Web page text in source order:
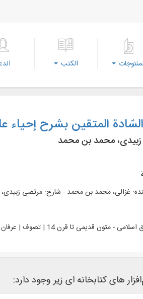
الكتب
المتقین بشرح إحیاء
محمد بن محمد
غزالی، محمد بن محمد - شارح: مرتضی
متون قدیمی تا قرن 14 | تصوف | عرفان | غزالی، احمد بن محمد، - 520ق. احیاء علوم الدین - نقد و تفسیر
های کتابخانه ای زیر وجود دارد: